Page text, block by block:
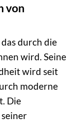
von
durch die
wird. Seine
wird seit
moderne
Die